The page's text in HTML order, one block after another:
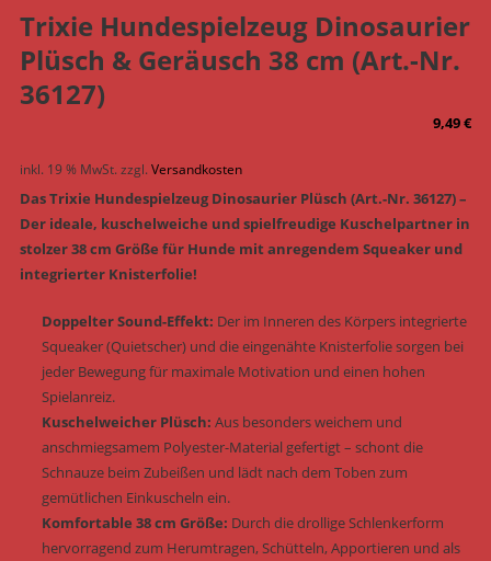
Trixie Hundespielzeug Dinosaurier
Plüsch & Geräusch 38 cm (Art.-Nr.
36127)
9,49€
inkl. 19 % MwSt.zzgl.Versandkosten
Das Trixie Hundespielzeug Dinosaurier Plüsch (Art.-Nr. 36127) –
Der ideale, kuschelweiche und spielfreudige Kuschelpartner in
stolzer 38 cm Größe für Hunde mit anregendem Squeaker und
integrierter Knisterfolie!
Doppelter Sound-Effekt: Der im Inneren des Körpers integrierte
Squeaker (Quietscher) und die eingenähte Knisterfolie sorgen bei
jeder Bewegung für maximale Motivation und einen hohen
Spielanreiz.
Kuschelweicher Plüsch: Aus besonders weichem und
anschmiegsamem Polyester-Material gefertigt – schont die
Schnauze beim Zubeißen und lädt nach dem Toben zum
gemütlichen Einkuscheln ein.
Komfortable 38 cm Größe: Durch die drollige Schlenkerform
hervorragend zum Herumtragen, Schütteln, Apportieren und als